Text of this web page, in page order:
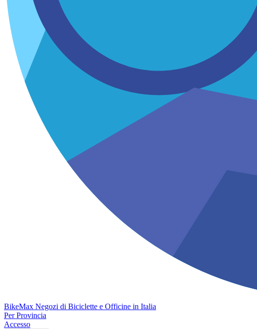
BikeMax Negozi di Biciclette e Officine in Italia
Per Provincia
Accesso